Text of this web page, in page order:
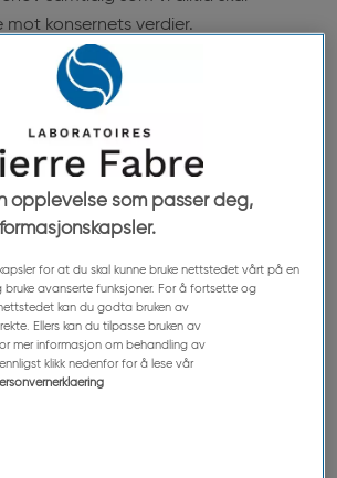
konsernets verdier.
terapiløsninger for å behandle
med oral målrettet terapi
med intravenøs eller oral
med intravenøs, oral kjemoterapi
terapi BLÆREKREFT, med
med oral målrettet terapi
opplevelse som passer deg,
for at du skal kunne bruke nettstedet vårt på en
bruke avanserte funksjoner. For å fortsette og
kan du godta bruken av
Ellers kan du tilpasse bruken av
mer informasjon om behandling av
klikk nedenfor for å lese vår